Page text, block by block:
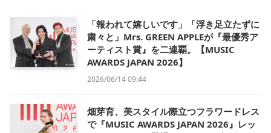
「報われて嬉しいです」「浮き足立たずに
粛々と」Mrs. GREEN APPLEが『最優秀ア
ーティスト賞』を二連覇。【MUSIC
AWARDS JAPAN 2026】
2026/06/14 09:44
畑芽育、美スタイル際立つフラワードレス
で『MUSIC AWARDS JAPAN 2026』レッ